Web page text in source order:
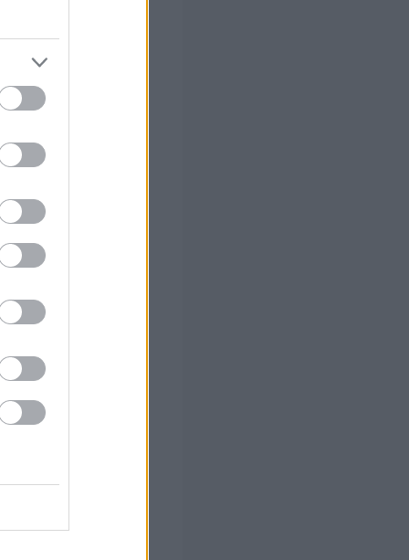
σχετίζεται
εμπλοκή.
τους
τους μαζί
2 και 3 την
του
το αίμα των